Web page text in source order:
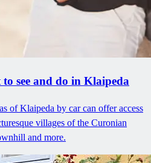
see and do in Klaipeda
of Klaipeda by car can offer access
villages of the Curonian
and more.